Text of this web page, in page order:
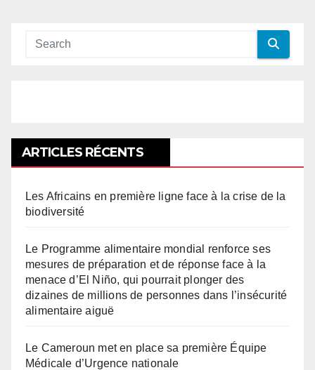
ARTICLES RÉCENTS
Les Africains en première ligne face à la crise de la
biodiversité
Le Programme alimentaire mondial renforce ses
mesures de préparation et de réponse face à la
menace d’El Niño, qui pourrait plonger des
dizaines de millions de personnes dans l’insécurité
alimentaire aiguë
Le Cameroun met en place sa première Équipe
Médicale d’Urgence nationale